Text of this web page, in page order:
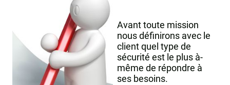
Avant toute mission
nous définirons avec le
client quel type de
sécurité est le plus à-
même de répondre à
ses besoins.